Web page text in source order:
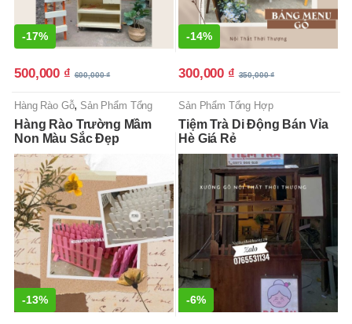
-17%
500,000 ₫ 600,000₫
-14%
300,000 ₫ 350,000₫
Hàng Rào Gỗ, Sản Phẩm Tổng
Hợp
Hàng Rào Trường Mầm
Non Màu Sắc Đẹp
-13%
Sản Phẩm Tổng Hợp
Tiệm Trà Di Động Bán Vỉa
Hè Giá Rẻ
-6%